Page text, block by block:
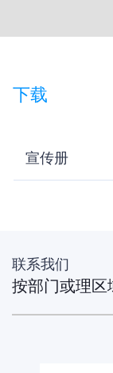
下载
宣传册
联系我们
按部门或理区